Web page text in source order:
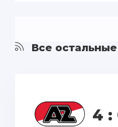
Все
4 :